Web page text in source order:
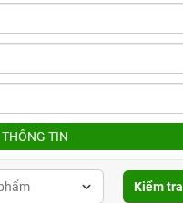
TIN
Kiểm tra